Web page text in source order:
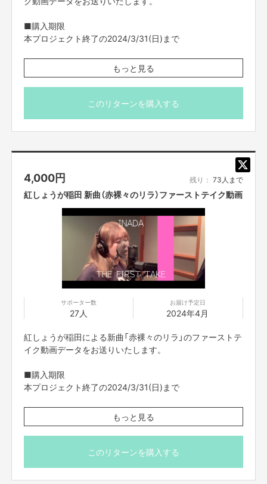
【所在地】
大阪市中央区難波千日前11-6
お問い合わせは下記のURLのメッセージからご連絡ください。
【返品期限】
7日以内に上記問い合わせ先へご連絡ください。それ以上経過しますと返品
をお受け出来ない場合がございます。※サポーターのご都合によるキャンセ
ル・返品・交換はお受けできません。
不良品、発送商品間違いの場合、着払いにて対応いたします。
■購入期限
本プロジェクト終了の2024/3/31(日)まで
■データ送付予定日
2024年4月
・FANY Crowdfundingのメッセージ機能を使ってご案内
・ご支援の際は、本文記載の【ご支援にあたってのご注意
もっと見る
このリターンを購入する
4,000円 残り： 73人まで
紅しょうが稲田 新曲（赤裸々のリラ）ファーストテイク動画
サポーター数
27人
お届け予定日
2024年4月
紅しょうが稲田による新曲「赤裸々のリラ」のファーストテ
イク動画データをお送りいたします。
■購入期限
本プロジェクト終了の2024/3/31(日)まで
■データ送付予定日
2024年4月
・FANY Crowdfundingのメッセージ機能を使ってご案内
もっと見る
このリターンを購入する